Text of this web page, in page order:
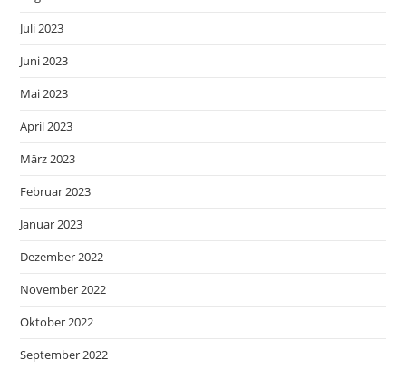
Juli 2023
Juni 2023
Mai 2023
April 2023
März 2023
Februar 2023
Januar 2023
Dezember 2022
November 2022
Oktober 2022
September 2022